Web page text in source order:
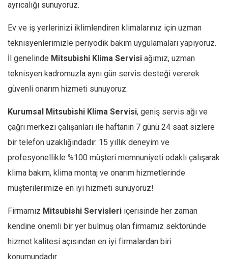
ayrıcalığı sunuyoruz.
Ev ve iş yerlerinizi iklimlendiren klimalarınız için uzman
teknisyenlerimizle periyodik bakım uygulamaları yapıyoruz.
İl genelinde Mitsubishi Klima Servisi ağımız, uzman
teknisyen kadromuzla aynı gün servis desteği vererek
güvenli onarım hizmeti sunuyoruz.
Kurumsal Mitsubishi Klima Servisi, geniş servis ağı ve
çağrı merkezi çalışanları ile haftanın 7 günü 24 saat sizlere
bir telefon uzaklığındadır. 15 yıllık deneyim ve
profesyonellikle %100 müşteri memnuniyeti odaklı çalışarak
klima bakım, klima montaj ve onarım hizmetlerinde
müşterilerimize en iyi hizmeti sunuyoruz!
Firmamız Mitsubishi Servisleri içerisinde her zaman
kendine önemli bir yer bulmuş olan firmamız sektöründe
hizmet kalitesi açısından en iyi firmalardan biri
konumundadır.